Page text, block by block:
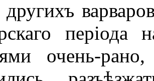
другихъ
очень-